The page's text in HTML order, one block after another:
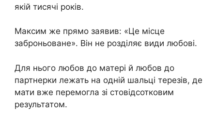
якій тисячі років.
Максим же прямо заявив: «Це місце
заброньоване». Він не розділяє види любові.
Для нього любов до матері й любов до
партнерки лежать на одній шальці терезів, де
мати вже перемогла зі стовідсотковим
результатом.